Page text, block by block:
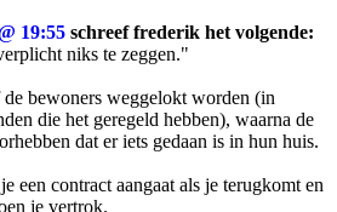
19:55 schreef frederik het volgende:
niks te zeggen."
bewoners weggelokt worden (in
die het geregeld hebben), waarna de
dat er iets gedaan is in hun huis.
een contract aangaat als je terugkomt en
je vertrok.